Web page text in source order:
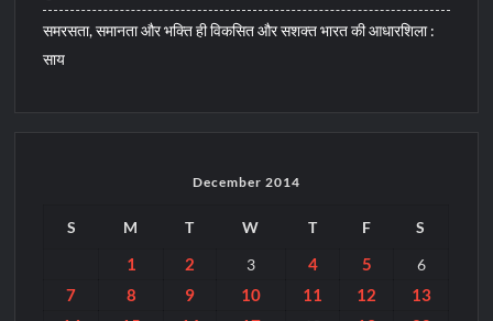
समरसता, समानता और भक्ति ही विकसित और सशक्त भारत की आधारशिला :
साय
December 2014
S M T W T F S
1 2 3 4 5 6
7 8 9 10 11 12
13